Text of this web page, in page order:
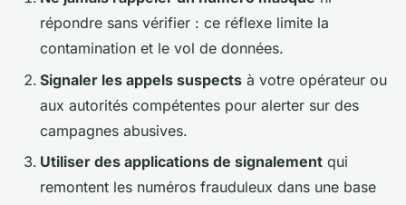
répondre sans vérifier : ce réflexe limite la
contamination et le vol de données.
Signaler les appels suspects à votre opérateur ou
aux autorités compétentes pour alerter sur des
campagnes abusives.
Utiliser des applications de signalement qui
remontent les numéros frauduleux dans une base